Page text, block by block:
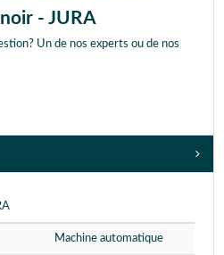
- JURA
Un de nos experts ou de nos
Machine automatique